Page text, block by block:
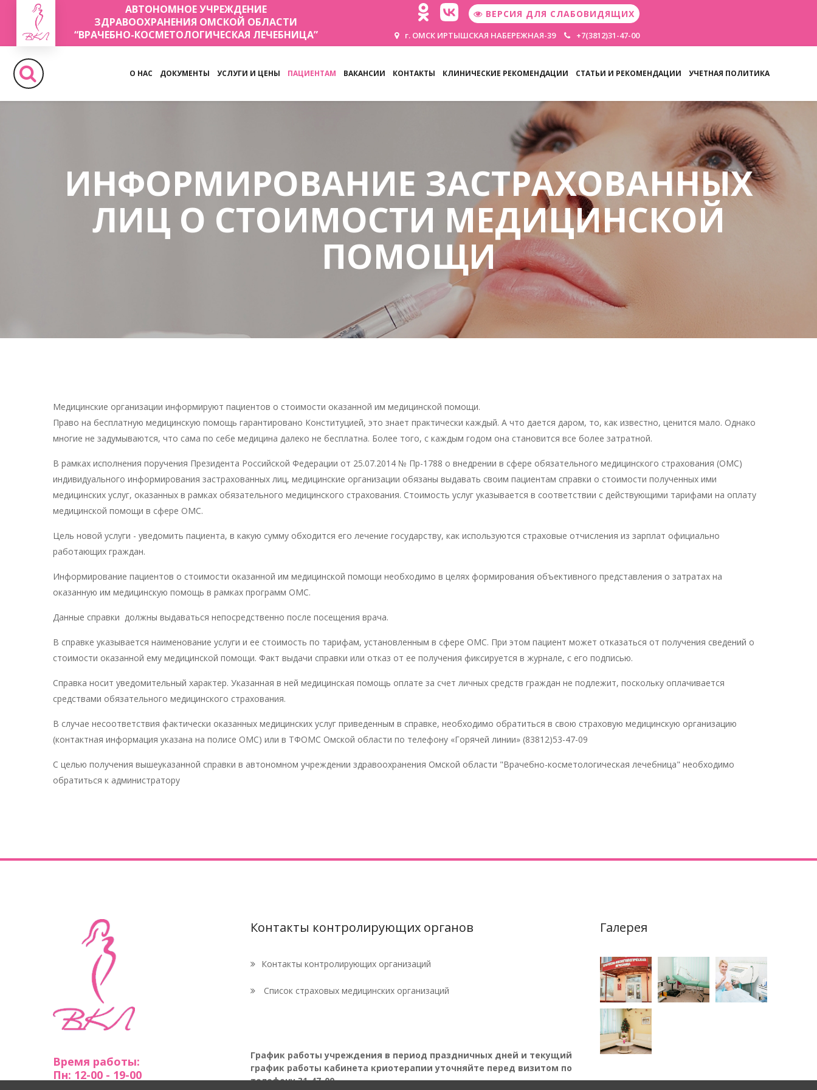
АВТОНОМНОЕ УЧРЕЖДЕНИЕ
ЗДРАВООХРАНЕНИЯ ОМСКОЙ ОБЛАСТИ
“ВРАЧЕБНО-КОСМЕТОЛОГИЧЕСКАЯ ЛЕЧЕБНИЦА”
ВЕРСИЯ ДЛЯ СЛАБОВИДЯЩИХ
г. ОМСК ИРТЫШСКАЯ НАБЕРЕЖНАЯ-39 +7(3812)31-47-00
О НАС ДОКУМЕНТЫ УСЛУГИ И ЦЕНЫ ПАЦИЕНТАМ ВАКАНСИИ КОНТАКТЫ КЛИНИЧЕСКИЕ РЕКОМЕНДАЦИИ СТАТЬИ И РЕКОМЕНДАЦИИ УЧЕТНАЯ ПОЛИТИКА
ИНФОРМИРОВАНИЕ ЗАСТРАХОВАННЫХ
ЛИЦ О СТОИМОСТИ МЕДИЦИНСКОЙ
ПОМОЩИ
Медицинские организации информируют пациентов о стоимости оказанной им медицинской помощи.
Право на бесплатную медицинскую помощь гарантировано Конституцией, это знает практически каждый. А что дается даром, то, как известно, ценится мало. Однако
многие не задумываются, что сама по себе медицина далеко не бесплатна. Более того, с каждым годом она становится все более затратной.
В рамках исполнения поручения Президента Российской Федерации от 25.07.2014 № Пр-1788 о внедрении в сфере обязательного медицинского страхования (ОМС)
индивидуального информирования застрахованных лиц, медицинские организации обязаны выдавать своим пациентам справки о стоимости полученных ими
медицинских услуг, оказанных в рамках обязательного медицинского страхования. Стоимость услуг указывается в соответствии с действующими тарифами на оплату
медицинской помощи в сфере ОМС.
Цель новой услуги - уведомить пациента, в какую сумму обходится его лечение государству, как используются страховые отчисления из зарплат официально
работающих граждан.
Информирование пациентов о стоимости оказанной им медицинской помощи необходимо в целях формирования объективного представления о затратах на
оказанную им медицинскую помощь в рамках программ ОМС.
Данные справки должны выдаваться непосредственно после посещения врача.
В справке указывается наименование услуги и ее стоимость по тарифам, установленным в сфере ОМС. При этом пациент может отказаться от получения сведений о
стоимости оказанной ему медицинской помощи. Факт выдачи справки или отказ от ее получения фиксируется в журнале, с его подписью.
Справка носит уведомительный характер. Указанная в ней медицинская помощь оплате за счет личных средств граждан не подлежит, поскольку оплачивается
средствами обязательного медицинского страхования.
В случае несоответствия фактически оказанных медицинских услуг приведенным в справке, необходимо обратиться в свою страховую медицинскую организацию
(контактная информация указана на полисе ОМС) или в ТФОМС Омской области по телефону «Горячей линии» (83812)53-47-09
С целью получения вышеуказанной справки в автономном учреждении здравоохранения Омской области "Врачебно-косметологическая лечебница" необходимо
обратиться к администратору
Время работы:
Пн: 12-00 - 19-00
Контакты контролирующих органов
Контакты контролирующих организаций
Список страховых медицинских организаций
График работы учреждения в период праздничных дней и текущий
график работы кабинета криотерапии уточняйте перед визитом по
телефону 31-47-00
Галерея